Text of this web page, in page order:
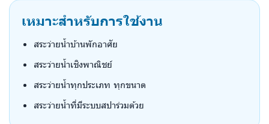
เหมาะสำหรับการใช้งาน
สระว่ายน้ำบ้านพักอาศัย
สระว่ายน้ำเชิงพาณิชย์
สระว่ายน้ำทุกประเภท ทุกขนาด
สระว่ายน้ำที่มีระบบสปาร่วมด้วย